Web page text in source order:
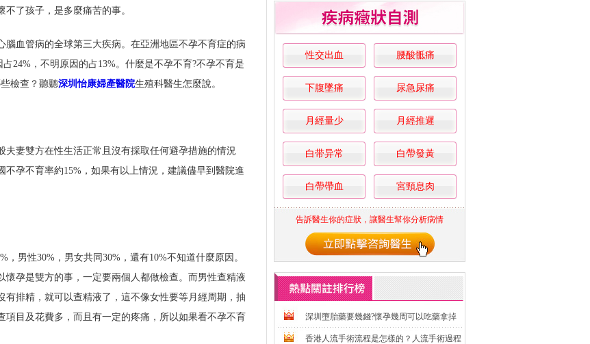
了孩子，是多麼痛苦的事。
腦血管病的全球第三大疾病。在亞洲地區不孕不育症的病
24%，不明原因的占13%。什麼是不孕不育?不孕不育是
檢查？聽聽深圳怡康婦產醫院生殖科醫生怎麼說。
夫妻雙方在性生活正常且沒有採取任何避孕措施的情況
孕不育率約15%，如果有以上情況，建議儘早到醫院進
，男性30%，男女共同30%，還有10%不知道什麼原因。
孕是雙方的事，一定要兩個人都做檢查。而男性查精液
排精，就可以查精液了，這不像女性要等月經周期，抽
項目及花費多，而且有一定的疼痛，所以如果看不孕不育
性交出血 腰酸骶痛
下腹墜痛 尿急尿痛
月經量少 月經推遲
白带异常 白帶發黃
白帶帶血 宮頸息肉
告訴醫生你的症狀，讓醫生幫你分析病情
深圳墮胎藥要幾錢?懷孕幾周可以吃藥拿掉
香港人流手術流程是怎樣的？人流手術過程